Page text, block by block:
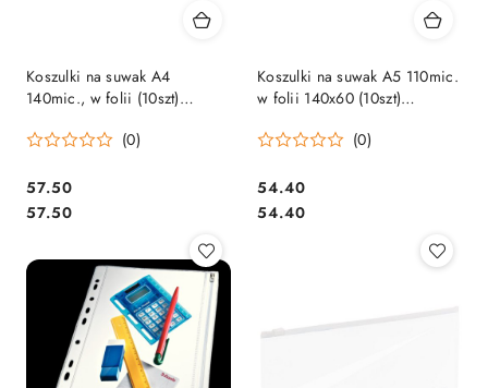
Koszulki na suwak A4
140mic., w folii (10szt)
(0)
Cena:
57.50
Cena:
57.50
Koszulki na suwak A5 110mic.
w folii 140x60 (10szt)
(0)
Cena:
54.40
Cena:
54.40